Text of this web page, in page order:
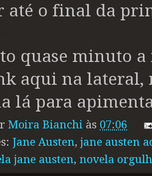
até o final da
quase minuto
aqui na lateral,
lá para
Moira Bianchi às 07:06
Jane Austen, jane austen
jane austen, novela